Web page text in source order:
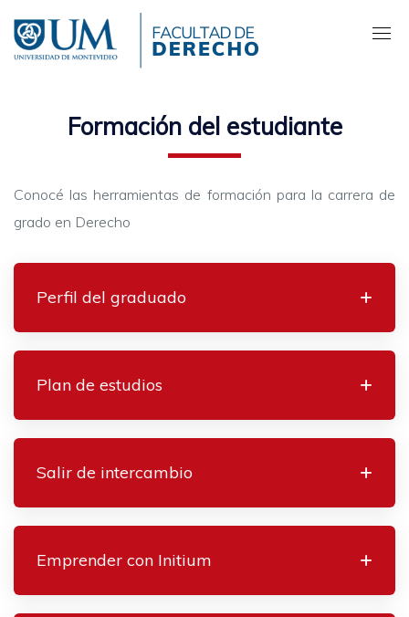
contenido
principal
Formación del estudiante
Conocé las herramientas de formación para la carrera de
grado en Derecho
Perfil del graduado
Plan de estudios
Salir de intercambio
Emprender con Initium